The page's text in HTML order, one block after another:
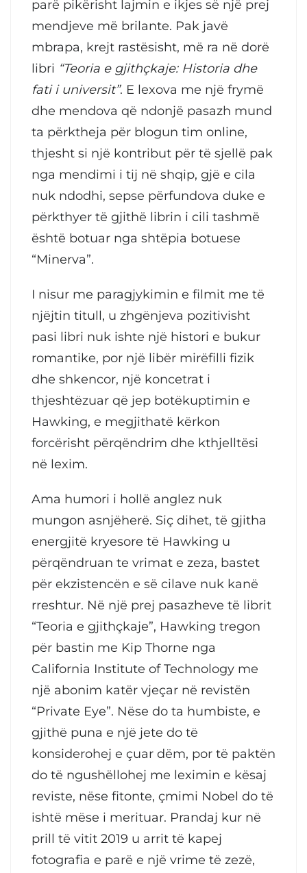
parë pikërisht lajmin e ikjes së një prej
mendjeve më brilante. Pak javë
mbrapa, krejt rastësisht, më ra në dorë
libri “Teoria e gjithçkaje: Historia dhe
fati i universit”. E lexova me një frymë
dhe mendova që ndonjë pasazh mund
ta përktheja për blogun tim online,
thjesht si një kontribut për të sjellë pak
nga mendimi i tij në shqip, gjë e cila
nuk ndodhi, sepse përfundova duke e
përkthyer të gjithë librin i cili tashmë
është botuar nga shtëpia botuese
“Minerva”.
I nisur me paragjykimin e filmit me të
njëjtin titull, u zhgënjeva pozitivisht
pasi libri nuk ishte një histori e bukur
romantike, por një libër mirëfilli fizik
dhe shkencor, një koncetrat i
thjeshtëzuar që jep botëkuptimin e
Hawking, e megjithatë kërkon
forcërisht përqëndrim dhe kthjelltësi
në lexim.
Ama humori i hollë anglez nuk
mungon asnjëherë. Siç dihet, të gjitha
energjitë kryesore të Hawking u
përqëndruan te vrimat e zeza, bastet
për ekzistencën e së cilave nuk kanë
rreshtur. Në një prej pasazheve të librit
“Teoria e gjithçkaje”, Hawking tregon
për bastin me Kip Thorne nga
California Institute of Technology me
një abonim katër vjeçar në revistën
“Private Eye”. Nëse do ta humbiste, e
gjithë puna e një jete do të
konsiderohej e çuar dëm, por të paktën
do të ngushëllohej me leximin e kësaj
reviste, nëse fitonte, çmimi Nobel do të
ishtë mëse i merituar. Prandaj kur në
prill të vitit 2019 u arrit të kapej
fotografia e parë e një vrime të zezë,